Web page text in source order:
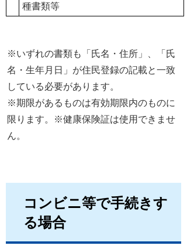
種書類等
※いずれの書類も「氏名・住所」、「氏
名・生年月日」が住民登録の記載と一致
している必要があります。
※期限があるものは有効期限内のものに
限ります。※健康保険証は使用できませ
ん。
コンビニ等で手続きす
る場合